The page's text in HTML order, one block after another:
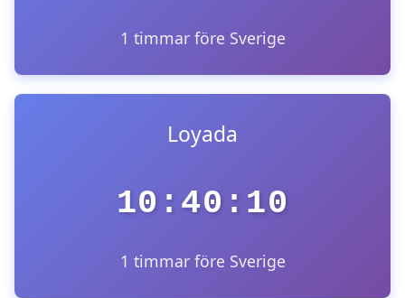
1 timmar före Sverige
Loyada
10:40:10
1 timmar före Sverige